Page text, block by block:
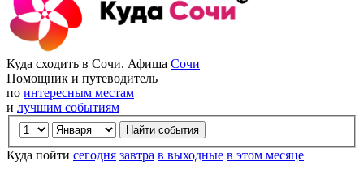
Куда сходить в Сочи. Афиша Сочи
Помощник и путеводитель
по интересным местам
и лучшим событиям
Куда пойти сегодня завтра в выходные в этом месяце